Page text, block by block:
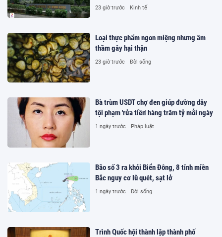
23 giờ trước Kinh tế
Loại thực phẩm ngon miệng nhưng âm
thầm gây hại thận
23 giờ trước Đời sống
Bà trùm USDT chợ đen giúp đường dây
tội phạm 'rửa tiền' hàng trăm tỷ mỗi ngày
1 ngày trước Pháp luật
Bão số 3 ra khỏi Biển Đông, 8 tỉnh miền
Bắc nguy cơ lũ quét, sạt lở
1 ngày trước Đời sống
Trình Quốc hội thành lập thành phố